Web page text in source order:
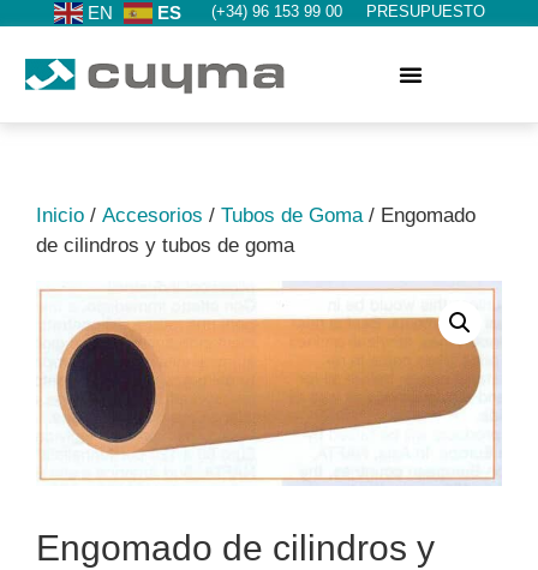
EN ES (+34) 96 153 99 00 PRESUPUESTO
Inicio / Accesorios / Tubos de Goma/ Engomado
de cilindros y tubos de goma
Engomado de cilindros y